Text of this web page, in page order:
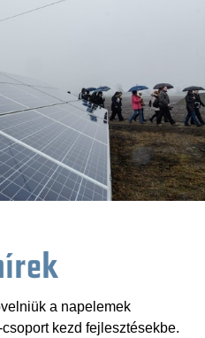
a napelemek
kezd fejlesztésekbe.